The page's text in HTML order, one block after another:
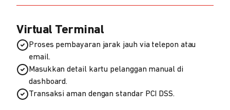
Virtual Terminal
Proses pembayaran jarak jauh via telepon atau
email.
Masukkan detail kartu pelanggan manual di
dashboard.
Transaksi aman dengan standar PCI DSS.